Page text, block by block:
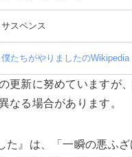
サスペンス
僕たちがやりましたのWikipedia
更新に努めていますが
なる場合があります。
た』は、「一瞬の悪ふ